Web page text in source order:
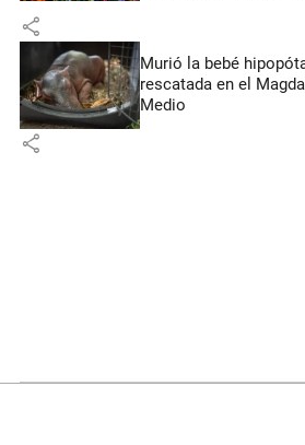
share
Murió la bebé
rescatada en el
Medio
share